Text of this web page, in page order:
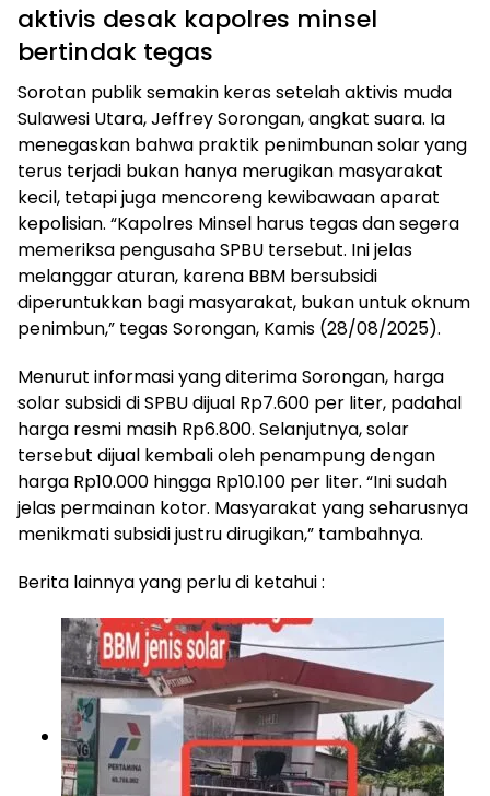
aktivis desak kapolres minsel
bertindak tegas
Sorotan publik semakin keras setelah aktivis muda
Sulawesi Utara, Jeffrey Sorongan, angkat suara. Ia
menegaskan bahwa praktik penimbunan solar yang
terus terjadi bukan hanya merugikan masyarakat
kecil, tetapi juga mencoreng kewibawaan aparat
kepolisian. “Kapolres Minsel harus tegas dan segera
memeriksa pengusaha SPBU tersebut. Ini jelas
melanggar aturan, karena BBM bersubsidi
diperuntukkan bagi masyarakat, bukan untuk oknum
penimbun,” tegas Sorongan, Kamis (28/08/2025).
Menurut informasi yang diterima Sorongan, harga
solar subsidi di SPBU dijual Rp7.600 per liter, padahal
harga resmi masih Rp6.800. Selanjutnya, solar
tersebut dijual kembali oleh penampung dengan
harga Rp10.000 hingga Rp10.100 per liter. “Ini sudah
jelas permainan kotor. Masyarakat yang seharusnya
menikmati subsidi justru dirugikan,” tambahnya.
Berita lainnya yang perlu di ketahui :